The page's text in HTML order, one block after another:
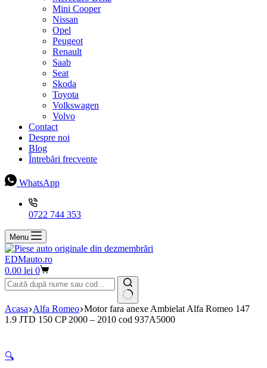
Mini Cooper
Nissan
Opel
Peugeot
Renault
Saab
Seat
Skoda
Toyota
Volkswagen
Volvo
Contact
Despre noi
Blog
Întrebări frecvente
WhatsApp
0722 744 353
Menu
EDMauto.ro
Coș
de
cumpărături
0.00 lei 0
Niciun
rezultat
Acasa Alfa Romeo Motor fara anexe Ambielat Alfa Romeo 147
1.9 JTD 150 CP 2000 – 2010 cod 937A5000
🔍